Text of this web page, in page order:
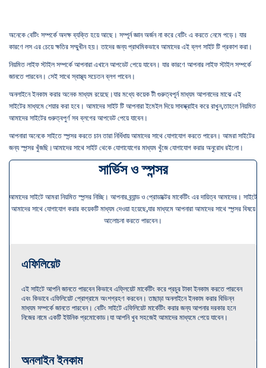
অনেকে বেটিং সম্পর্কে অদক্ষ ব্যক্তি হয়ে আছে। সম্পূর্ন জ্ঞান অর্জন না করে বেটিং এ করতে নেমে পড়ে। যার
কারণে লস এর চেয়ে ক্ষতির সম্মুখীন হয়। তাদের জন্য প্রাথমিকভাবে আমাদের এই ব্লগ সাইট টি প্রকাশ করা।
নিয়মিত লাইফ স্টাইল সম্পর্কে আপনারা এখানে আপডেট পেয়ে যাবেন। যার কারণে আপনার লাইফ স্টাইল সম্পর্কে
জানতে পারবেন। সেই সাথে স্বাস্থ্য সচেতন ব্লগ পাবেন।
অনলাইনে ইনকাম করার অনেক মাধ্যম রয়েছে।যার মধ্যে কয়েক টী গুরুত্বপূর্ন মাধ্যম আপনাদের মাঝে এই
সাইটের মাধ্যমে শেয়ার করা হবে। আমাদের সাইট টি আপনারা ইমেইল দিয়ে সাবস্ক্রাইব করে রাখুন,তাহলে নিয়মিত
আমাদের সাইটের গুরুত্বপুর্ণ সব ব্লগের আপডেট পেয়ে যাবেন।
আপনারা অনেকে সাইতে স্পন্সর করতে চান তারা নির্ধিধায় আমাদের সাথে যোগাযোগ করতে পারেন। আমরা সাইটের
জন্য স্পন্সর খুঁজছি।আমাদের সাথে সাইট থেকে যোগাযোগের মাধ্যম খুঁজে যোগাযোগ করার অনুরোধ রইলো।
সার্ভিস ও স্পন্সর
আমাদের সাইটে আমরা নিয়মিত স্পন্সর নিচ্ছি। আপনার ব্র্যান্ড ও প্রোডাক্টের মার্কেটিং এর দায়িত্ব আমাদের। সাইটে
আমাদের সাথে যোগাযোগ করার কয়েকটি মাধ্যম দেওয়া হয়েছে,যার মাধ্যমে আপনারা আমাদের সাথে স্পন্সর বিষয়ে
আলোচনা করতে পারবেন।
এফিলিয়েট
এই সাইটে আপনি জানতে পারবেন কিভাবে এফ্লিয়েট মার্কেটিং করে প্রচুর টাকা ইনকাম করতে পারবেন
এবং কিভাবে এফিলিয়েট প্রোগ্রামে অংশগ্রহণ করবেন। তাছাড়া অনলাইনে ইনকাম করার বিভিন্ন
মাধ্যম সম্পর্কে জানতে পারবেন। বেটিং সাইটে এফিলিয়েট মার্কেটিং করার জন্য আপনার দরকার হনে
নিজের নামে একটি ইউনিক প্রমোকোড।যা আপনি খুব সহজেই আমাদের মাধ্যমে পেয়ে যাবেন।
অনলাইন ইনকাম